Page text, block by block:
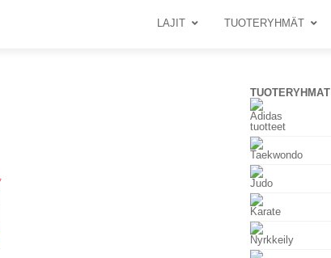
LAJIT TUOTERYHMÄT
TUOTERYHMÄT